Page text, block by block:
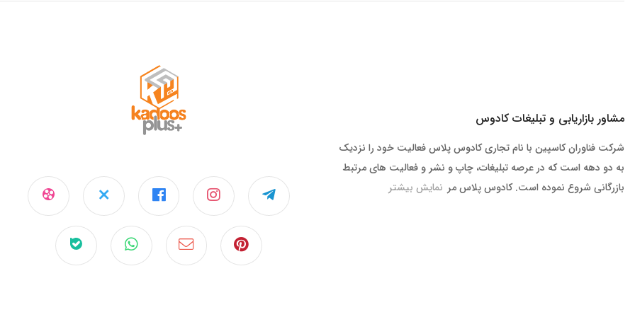
مشاور بازاریابی و تبلیغات کادوس
شرکت فناوران کاسپین با نام تجاری کادوس پلاس فعالیت خود را نزدیک
به دو دهه است که در عرصه تبلیغات، چاپ و نشر و فعالیت های مرتبط
بازرگانی شروع نموده است. کادوس پلاس مر نمایش بیشتر